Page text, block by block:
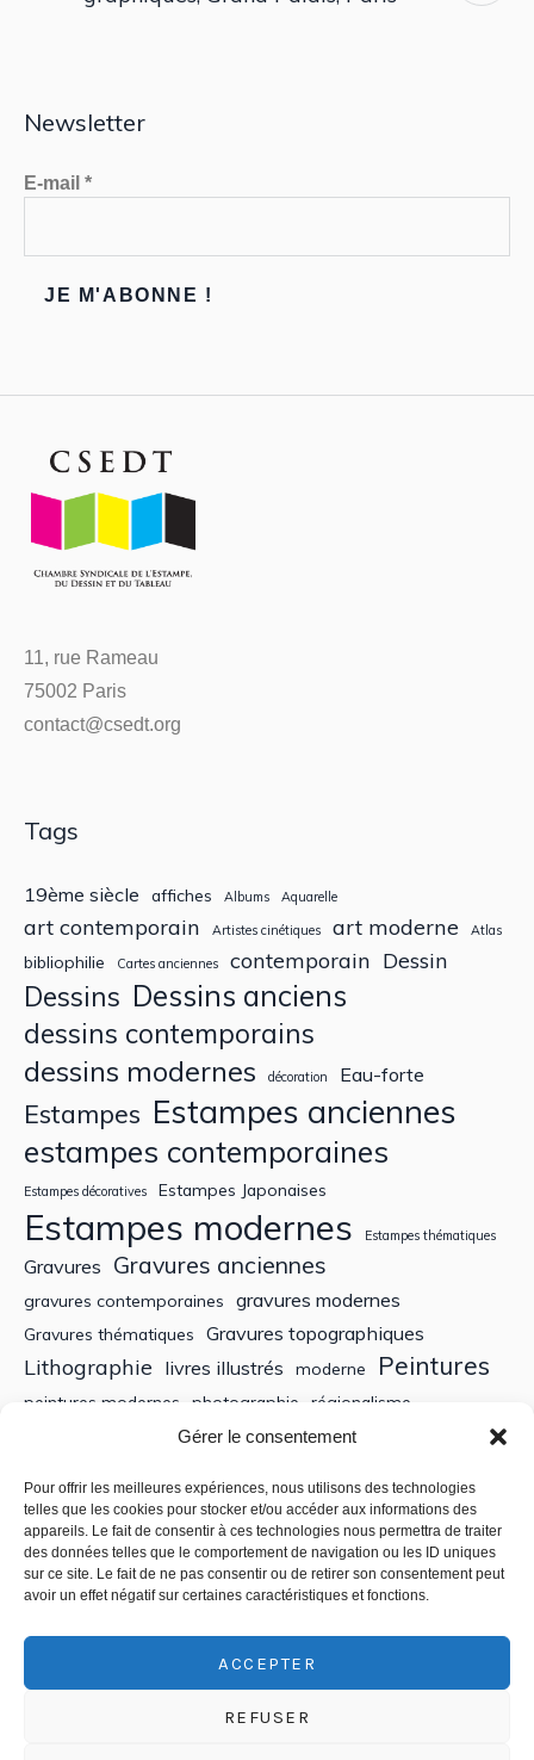
Gérer le consentement
Pour offrir les meilleures expériences, nous utilisons des technologies
telles que les cookies pour stocker et/ou accéder aux informations des
appareils. Le fait de consentir à ces technologies nous permettra de traiter
des données telles que le comportement de navigation ou les ID uniques
sur ce site. Le fait de ne pas consentir ou de retirer son consentement peut
avoir un effet négatif sur certaines caractéristiques et fonctions.
ACCEPTER
REFUSER
Newsletter
E-mail *
11, rue Rameau
75002 Paris
contact@csedt.org
Tags
19ème siècle affiches Albums Aquarelle
art contemporain Artistes cinétiques art moderne Atlas
bibliophilie Cartes anciennes contemporain Dessin
Dessins Dessins anciens
dessins contemporains
dessins modernes décoration Eau-forte
Estampes Estampes anciennes
estampes contemporaines
Estampes décoratives Estampes Japonaises
Estampes modernes Estampes thématiques
Gravures Gravures anciennes
gravures contemporaines gravures modernes
Gravures thématiques Gravures topographiques
Lithographie livres illustrés moderne Peintures
peintures modernes photographie régionalisme
Tableaux anciens XIXe siècle
Recherche